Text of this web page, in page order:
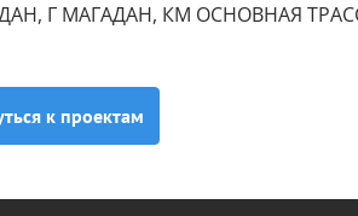
Г МАГАДАН, КМ ОСНОВНАЯ
к проектам